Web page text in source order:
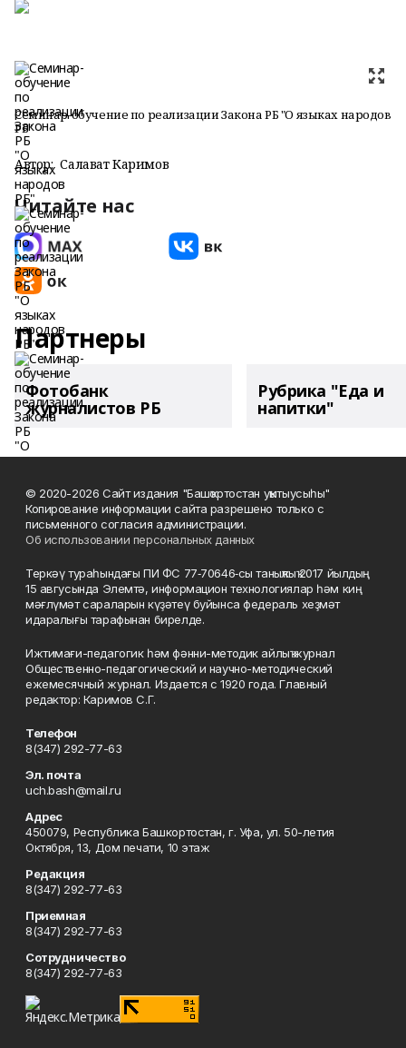
Семинар-обучение по реализации Закона РБ "О языках народов
РБ"
Автор: Салават Каримов
Читайте нас
Партнеры
Фотобанк
журналистов РБ
Рубрика "Еда и
напитки"
© 2020-2026 Сайт издания "Башҡортостан уҡытыусыһы"
Копирование информации сайта разрешено только с
письменного согласия администрации.
Об использовании персональных данных
Теркәү тураһындағы ПИ ФС 77‑70646‑сы таныҡлыҡ 2017 йылдың
15 авгусында Элемтә, информацион технологиялар һәм киң
мәғлүмәт сараларын күҙәтеү буйынса федераль хеҙмәт
идаралығы тарафынан бирелде.
Ижтимағи-педагогик һәм фәнни-методик айлыҡ журнал
Общественно-педагогический и научно-методический
ежемесячный журнал. Издается с 1920 года. Главный
редактор: Каримов С.Г.
Телефон
8(347) 292-77-63
Эл. почта
uch.bash@mail.ru
Адрес
450079, Республика Башкортостан, г. Уфа, ул. 50-летия
Октября, 13, Дом печати, 10 этаж
Редакция
8(347) 292-77-63
Приемная
8(347) 292-77-63
Сотрудничество
8(347) 292-77-63